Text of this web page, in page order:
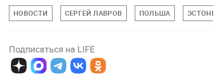
НОВОСТИ СЕРГЕЙ ЛАВРОВ ПОЛЬША ЭСТОНИЯ
Подписаться на LIFE